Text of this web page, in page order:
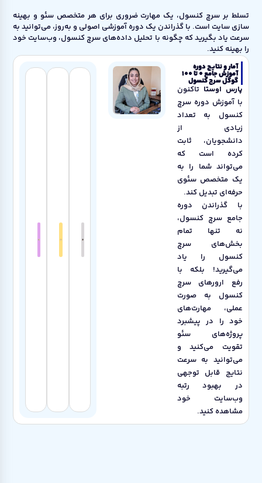
تسلط بر سرچ کنسول، یک مهارت ضروری برای هر متخصص سئو و بهینه
سازی سایت است. با گذراندن یک دوره آموزشی اصولی و به‌روز، می‌توانید به
سرعت یاد بگیرید که چگونه با تحلیل داده‌های سرچ کنسول، وب‌سایت خود
را بهینه کنید.
آمار و نتایج دوره
آموزش جامع 0 تا 100
گوگل سرچ کنسول
پارس اوستا تاکنون
با آموزش دوره سرچ
کنسول به تعداد
زیادی از
دانشجویان، ثابت
کرده است که
می‌تواند شما را به
یک متخصص سئوی
حرفه‌ای تبدیل کند.
با گذراندن دوره
جامع سرچ کنسول،
نه تنها تمام
بخش‌های سرچ
کنسول را یاد
می‌گیرید! بلکه با
رفع ارورهای سرچ
کنسول به صورت
عملی، مهارت‌های
خود را در پیشبرد
پروژه‌های سئو
تقویت می‌کنید و
می‌توانید به سرعت
نتایج قابل توجهی
در بهبود رتبه
وب‌سایت خود
مشاهده کنید.